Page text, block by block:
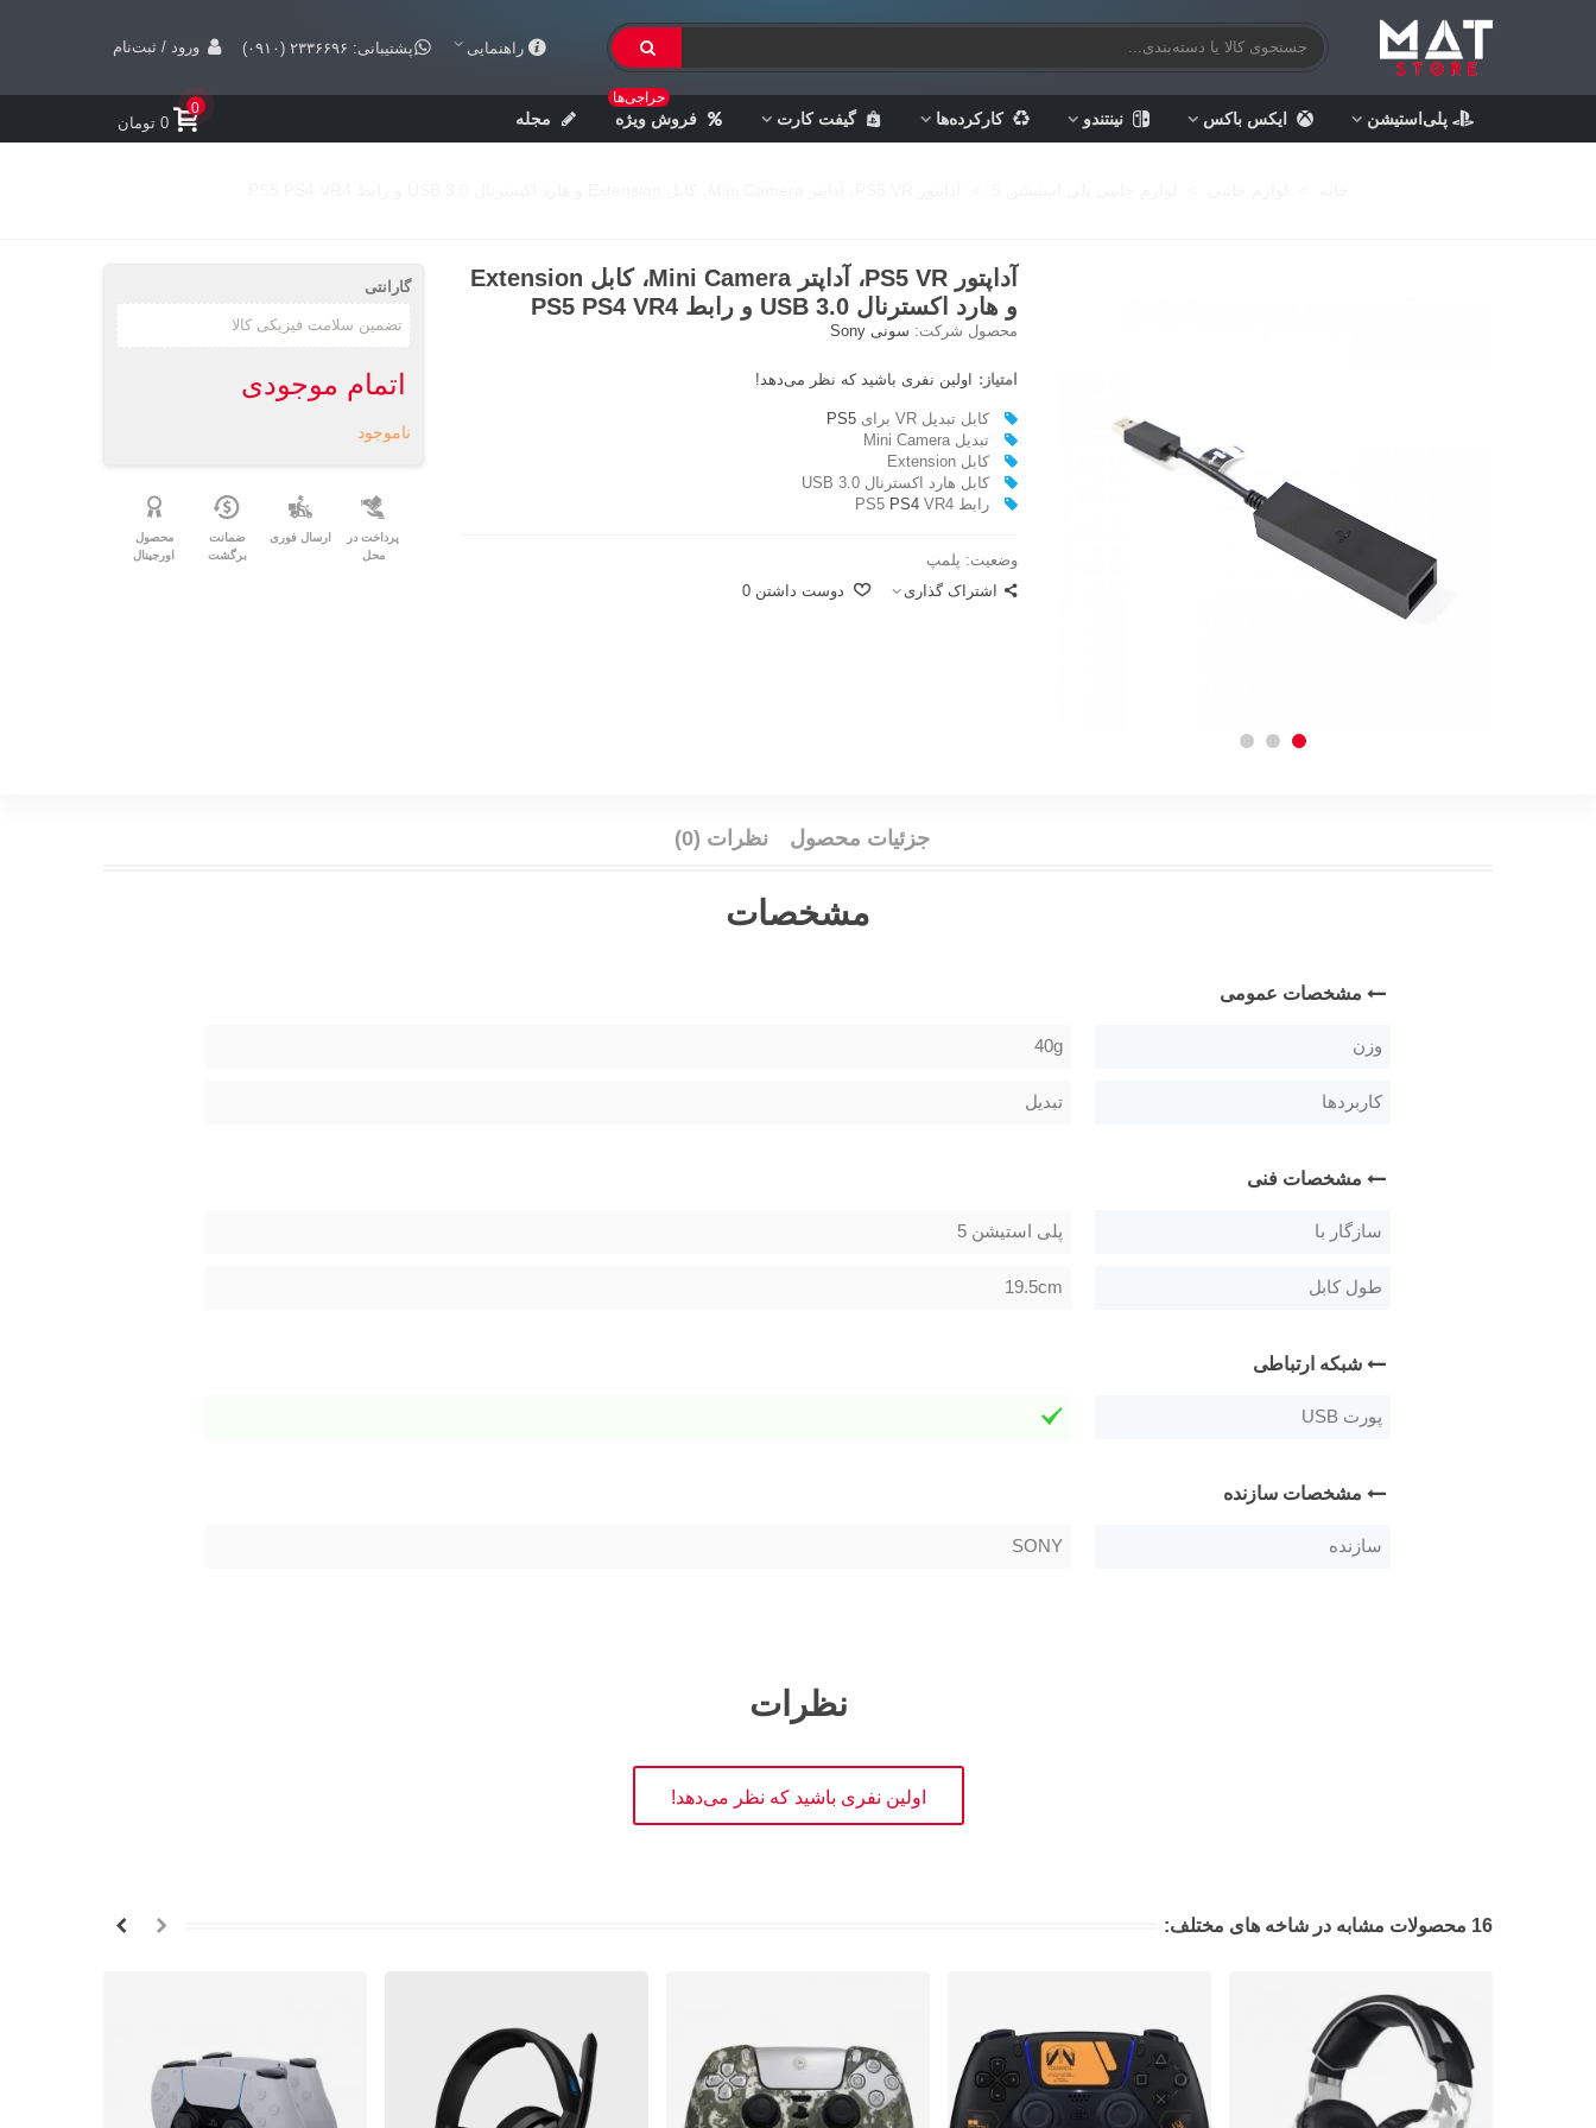
راهنمایی پشتیبانی: ۲۳۳۶۶۹۶ (۰۹۱۰) ورود / ثبت‌نام
پلی‌استیشن ایکس باکس نینتندو کارکرده‌ها گیفت کارت فروش ویژه
حراجی‌ها
مجله
0
0 تومان
آداپتور PS5 VR، آداپتر Mini Camera، کابل Extension
و هارد اکسترنال USB 3.0 و رابط PS5 PS4 VR4
محصول شرکت: سونی Sony
امتیاز: اولین نفری باشید که نظر می‌دهد!
کابل تبدیل VR برای
PS5
تبدیل Mini Camera
کابل Extension
کابل هارد اکسترنال USB 3.0
رابط PS5
PS4 VR4
وضعیت: پلمپ
اشتراک گذاری
دوست داشتن 0
گارانتی
اتمام موجودی
ناموجود
پرداخت در
محل
ارسال فوری
ضمانت
برگشت
محصول
اورجینال
جزئیات محصول نظرات (0)
مشخصات
مشخصات عمومی
وزن 40g
کاربردها تبدیل
مشخصات فنی
سازگار با پلی استیشن 5
طول کابل 19.5cm
شبکه ارتباطی
پورت USB
مشخصات سازنده
سازنده SONY
نظرات
اولین نفری باشید که نظر می‌دهد!
16 محصولات مشابه در شاخه های مختلف: